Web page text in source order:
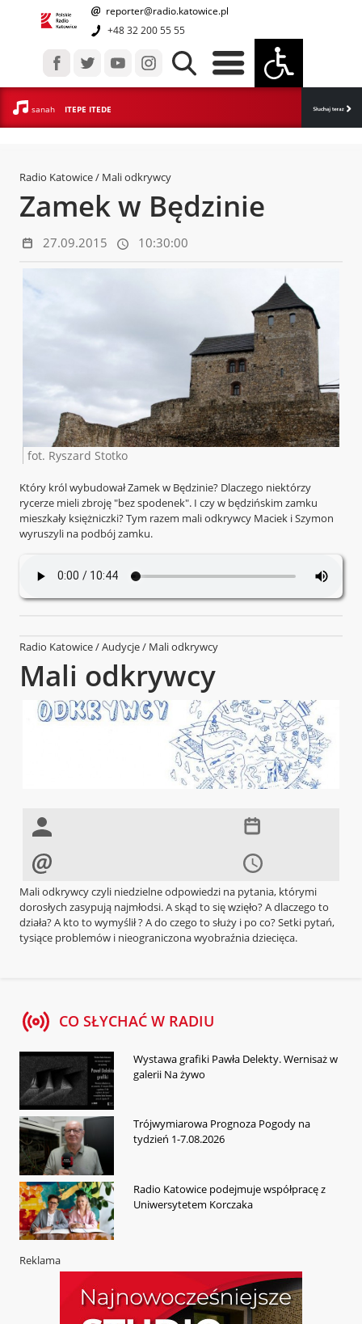
reporter@radio.katowice.pl
+48 32 200 55 55
sanah ITEPE ITEDE
Radio Katowice/ Mali odkrywcy
Zamek w Będzinie
27.09.2015 10:30:00
fot. Ryszard Stotko
Który król wybudował Zamek w Będzinie? Dlaczego niektórzy
rycerze mieli zbroję "bez spodenek". I czy w będzińskim zamku
mieszkały księżniczki? Tym razem mali odkrywcy Maciek i Szymon
wyruszyli na podbój zamku.
Radio Katowice / Audycje / Mali odkrywcy
Mali odkrywcy
Mali odkrywcy czyli niedzielne odpowiedzi na pytania, którymi
dorosłych zasypują najmłodsi. A skąd to się wzięło? A dlaczego to
działa? A kto to wymyślił ? A do czego to służy i po co? Setki pytań,
tysiące problemów i nieograniczona wyobraźnia dziecięca.
CO SŁYCHAĆ W RADIU
Wystawa grafiki Pawła Delekty. Wernisaż w
galerii Na żywo
Trójwymiarowa Prognoza Pogody na
tydzień 1-7.08.2026
Radio Katowice podejmuje współpracę z
Uniwersytetem Korczaka
Reklama